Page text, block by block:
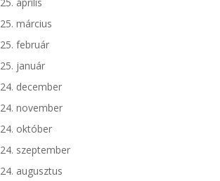
április
március
február
január
december
november
október
szeptember
augusztus